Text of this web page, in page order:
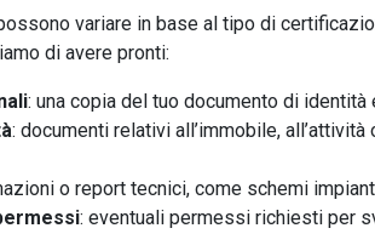
variare in base al tipo di
di avere pronti:
: una copia del tuo documento di
: documenti relativi all’immobile,
o report tecnici, come schemi
: eventuali permessi richiesti per